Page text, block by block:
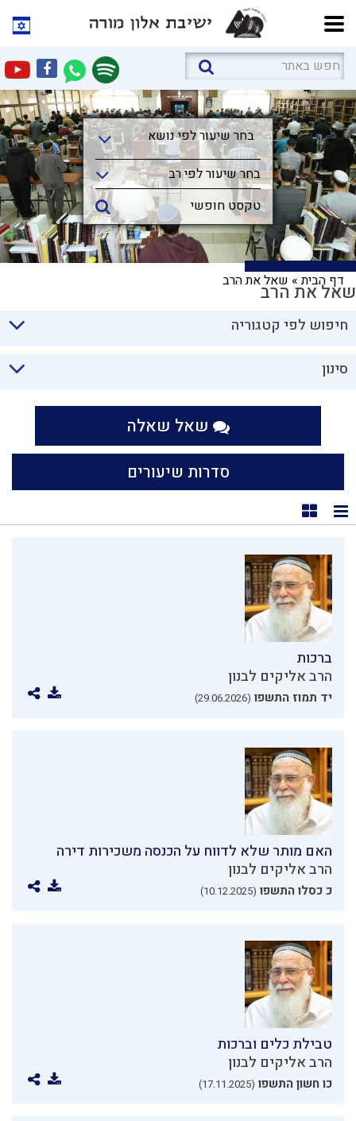
בחר שיעור לפי נושא
בחר שיעור לפי נושא
בחר שיעור לפי רב
דף הבית» שאל את הרבשאל את הרב
חיפוש לפי קטגוריה
סינון
שאל שאלה
סדרות שיעורים
תצוגת רשימה
תצוגת קוביות
ברכות
הרב אליקים לבנון
יד תמוז התשפו (29.06.2026)
האם מותר שלא לדווח על הכנסה משכירות דירה
הרב אליקים לבנון
כ כסלו התשפו (10.12.2025)
טבילת כלים וברכות
הרב אליקים לבנון
כו חשון התשפו (17.11.2025)